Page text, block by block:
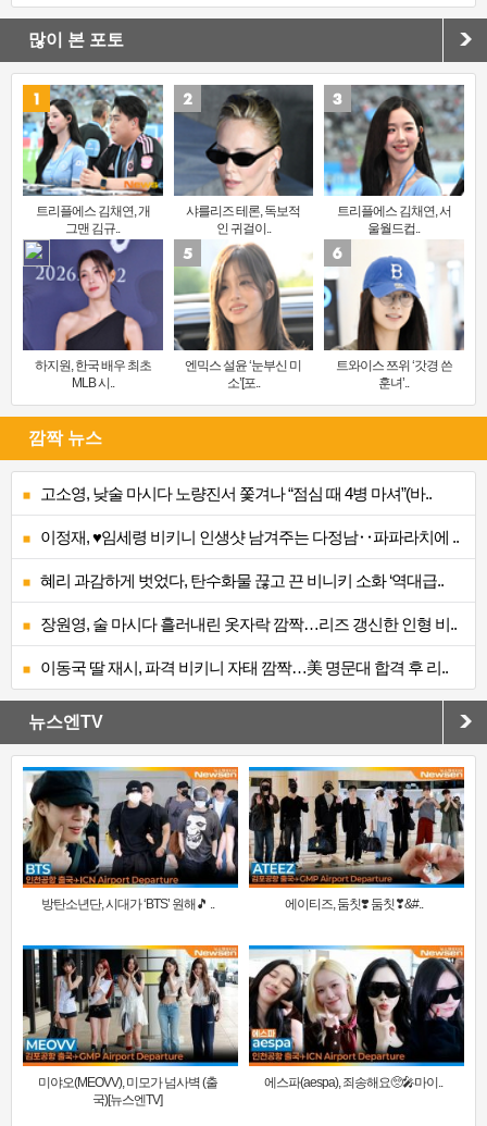
많이 본 포토
트리플에스 김채연, 개
그맨 김규..
샤를리즈 테론, 독보적
인 귀걸이..
트리플에스 김채연, 서
울월드컵..
하지원, 한국 배우 최초
MLB 시..
엔믹스 설윤 ‘눈부신 미
소’[포..
트와이스 쯔위 ‘갓경 쓴
훈녀’..
깜짝 뉴스
고소영, 낮술 마시다 노량진서 쫓겨나 “점심 때 4병 마셔”(바..
이정재, ♥임세령 비키니 인생샷 남겨주는 다정남‥파파라치에 ..
혜리 과감하게 벗었다, 탄수화물 끊고 끈 비니키 소화 ‘역대급..
장원영, 술 마시다 흘러내린 옷자락 깜짝…리즈 갱신한 인형 비..
이동국 딸 재시, 파격 비키니 자태 깜짝…美 명문대 합격 후 리..
뉴스엔TV
방탄소년단, 시대가 ‘BTS’ 원해🎵 .. 에이티즈, 둠칫❣️ 둠칫❣&#..
미야오(MEOVV), 미모가 넘사벽 (출
국)[뉴스엔TV]
에스파(aespa), 죄송해요🥺🎤마이..